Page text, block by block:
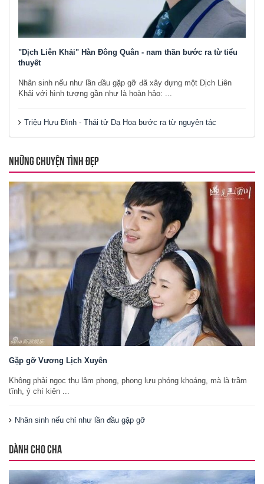
"Dịch Liên Khải" Hàn Đông Quân - nam thần bước ra từ tiểu
thuyết
Nhân sinh nếu như lần đầu gặp gỡ đã xây dựng một Dịch Liên
Khải với hình tượng gần như là hoàn hảo: ...
Triệu Hựu Đình - Thái tử Dạ Hoa bước ra từ nguyên tác
NHỮNG CHUYỆN TÌNH ĐẸP
Gặp gỡ Vương Lịch Xuyên
Không phải ngọc thụ lâm phong, phong lưu phóng khoáng, mà là trầm
tĩnh, ý chí kiên ...
Nhân sinh nếu chỉ như lần đầu gặp gỡ
DÀNH CHO CHA